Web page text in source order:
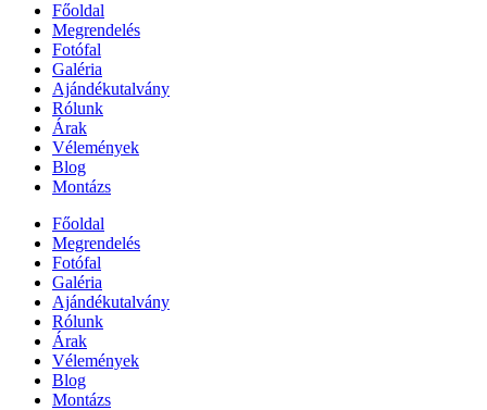
Főoldal
Megrendelés
Fotófal
Galéria
Ajándékutalvány
Rólunk
Árak
Vélemények
Blog
Montázs
Főoldal
Megrendelés
Fotófal
Galéria
Ajándékutalvány
Rólunk
Árak
Vélemények
Blog
Montázs